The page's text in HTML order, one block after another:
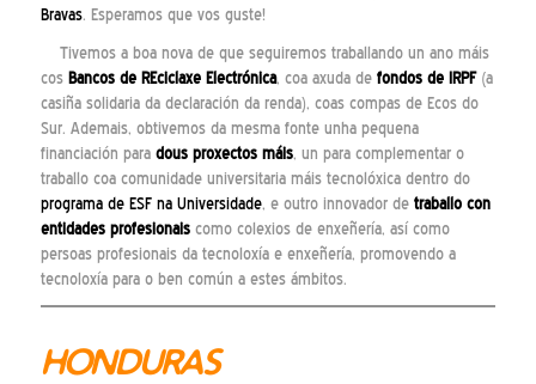
Bravas. Esperamos que vos guste!
Tivemos a boa nova de que seguiremos traballando un ano máis
cos Bancos de REciclaxe Electrónica, coa axuda de fondos de IRPF(a
casiña solidaria da declaración da renda), coas compas de Ecos do
Sur. Ademais, obtivemos da mesma fonte unha pequena
financiación para dous proxectos máis, un para complementar o
traballo coa comunidade universitaria máis tecnolóxica dentro do
programa de ESF na Universidade, e outro innovador de traballo con
entidades profesionaiscomo colexios de enxeñería, así como
persoas profesionais da tecnoloxía e enxeñería, promovendo a
tecnoloxía para o ben común a estes ámbitos.
HONDURAS